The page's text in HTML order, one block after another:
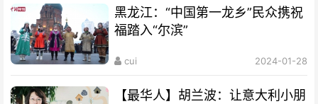
黑龙江：“中国第一龙乡”民众携祝
福踏入“尔滨”
cui 2024-01-28
【最华人】胡兰波：让意大利小朋